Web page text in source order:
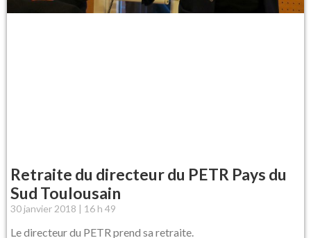
Retraite du directeur du PETR Pays du
Sud Toulousain
30 janvier 2018 16 h 49
Le directeur du PETR prend sa retraite.